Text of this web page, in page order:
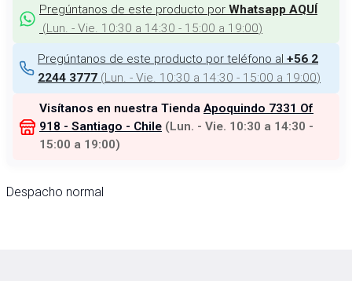
Pregúntanos de este producto por Whatsapp AQUÍ
(Lun. - Vie. 10:30 a 14:30 - 15:00 a 19:00)
Pregúntanos de este producto por teléfono al +56 2
2244 3777 (Lun. - Vie. 10:30 a 14:30 - 15:00 a 19:00)
Visítanos en nuestra Tienda Apoquindo 7331 Of
918 - Santiago - Chile (Lun. - Vie. 10:30 a 14:30 -
15:00 a 19:00)
Despacho normal